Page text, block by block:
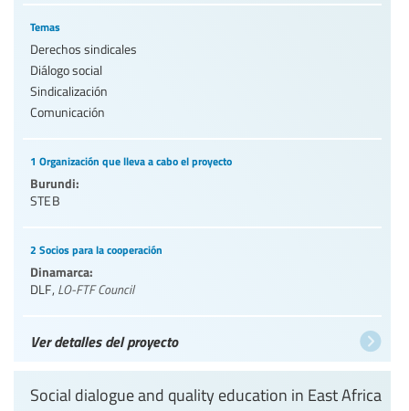
Temas
Derechos sindicales
Diálogo social
Sindicalización
Comunicación
1 Organización que lleva a cabo el proyecto
Burundi:
STEB
2 Socios para la cooperación
Dinamarca:
DLF, LO-FTF Council
Ver detalles del proyecto
Social dialogue and quality education in East Africa